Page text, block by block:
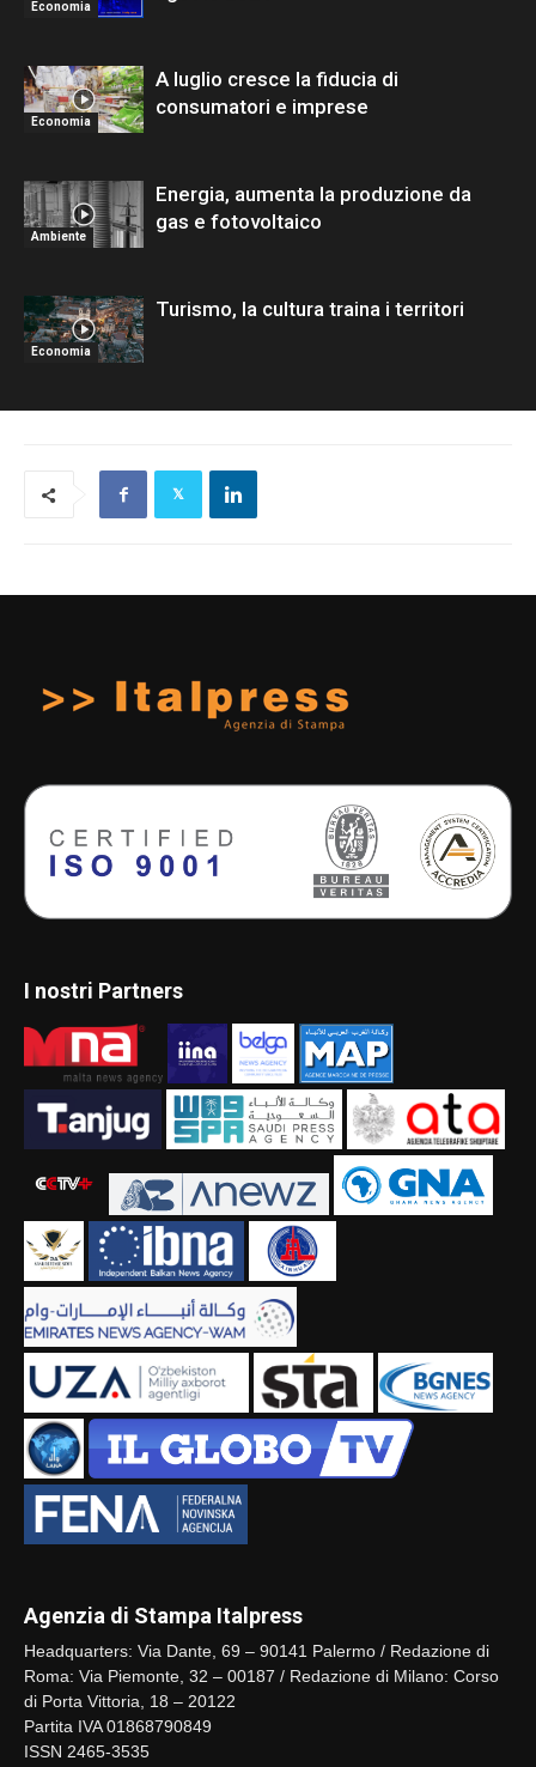
Economia
Economia
A luglio cresce la fiducia di
consumatori e imprese
Ambiente
Energia, aumenta la produzione da
gas e fotovoltaico
Economia
Turismo, la cultura traina i territori
I nostri Partners
Agenzia di Stampa Italpress
Headquarters: Via Dante, 69 – 90141 Palermo / Redazione di
Roma: Via Piemonte, 32 – 00187 / Redazione di Milano: Corso
di Porta Vittoria, 18 – 20122
Partita IVA 01868790849
ISSN 2465-3535